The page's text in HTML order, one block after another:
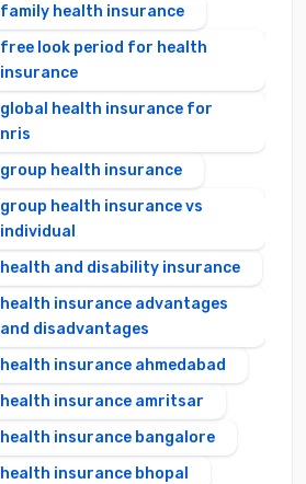
family health insurance
free look period for health
insurance
global health insurance for
nris
group health insurance
group health insurance vs
individual
health and disability insurance
health insurance advantages
and disadvantages
health insurance ahmedabad
health insurance amritsar
health insurance bangalore
health insurance bhopal